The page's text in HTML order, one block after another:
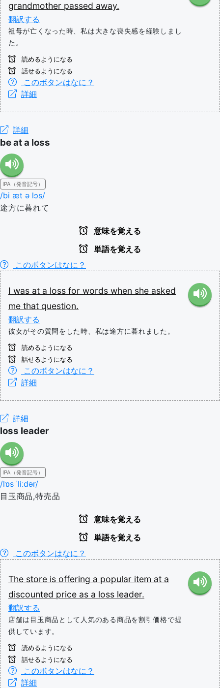
grandmother passed away.
翻訳する
祖母が亡くなった時、私は大きな喪失感を経験しまし
た。
読めるようになる
話せるようになる
このボタンはなに？
詳細
詳細
be at a loss
IPA（発音記号）
/bi æt ə lɔs/
途方に暮れて
意味を覚える
単語を覚える
このボタンはなに？
I was at a loss for words when she asked
me that question.
翻訳する
彼女がその質問をした時、私は途方に暮れました。
読めるようになる
話せるようになる
このボタンはなに？
詳細
詳細
loss leader
IPA（発音記号）
/lɒs ˈliːdər/
目玉商品,特売品
意味を覚える
単語を覚える
このボタンはなに？
The store is offering a popular item at a
discounted price as a loss leader.
翻訳する
店舗は目玉商品として人気のある商品を割引価格で提
供しています。
読めるようになる
話せるようになる
このボタンはなに？
詳細